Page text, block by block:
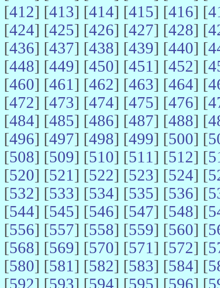
[412] [413] [414] [415] [416] [
[424] [425] [426] [427] [428] [
[436] [437] [438] [439] [440] [
[448] [449] [450] [451] [452] [
[460] [461] [462] [463] [464] [
[472] [473] [474] [475] [476] [
[484] [485] [486] [487] [488] [
[496] [497] [498] [499] [500] [
[508] [509] [510] [511] [512] [
[520] [521] [522] [523] [524] [
[532] [533] [534] [535] [536] [
[544] [545] [546] [547] [548] [
[556] [557] [558] [559] [560] [
[568] [569] [570] [571] [572] [
[580] [581] [582] [583] [584] [
[592] [593] [594] [595] [596] [